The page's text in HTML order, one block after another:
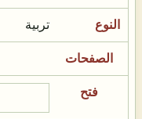
تربية